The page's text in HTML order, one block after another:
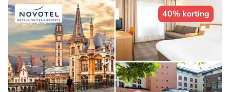
40% korting